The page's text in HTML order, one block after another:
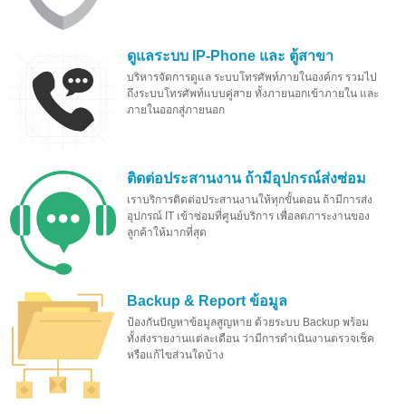
ดูแลระบบ IP-Phone และ ตู้สาขา
บริหารจัดการดูแล ระบบโทรศัพท์ภายในองค์กร รวมไป
ถึงระบบโทรศัพท์แบบคู่สาย ทั้งภายนอกเข้าภายใน และ
ภายในออกสู่ภายนอก
ติดต่อประสานงาน ถ้ามีอุปกรณ์ส่งซ่อม
เราบริการติดต่อประสานงานให้ทุกขั้นตอน ถ้ามีการส่ง
อุปกรณ์ IT เข้าซ่อมที่ศูนย์บริการ เพื่อลดภาระงานของ
ลูกค้าให้มากที่สุด
Backup & Report ข้อมูล
ป้องกันปัญหาข้อมูลสูญหาย ด้วยระบบ Backup พร้อม
ทั้งส่งรายงานแต่ละเดือน ว่ามีการดำเนินงานตรวจเช็ค
หรือแก้ไขส่วนใดบ้าง